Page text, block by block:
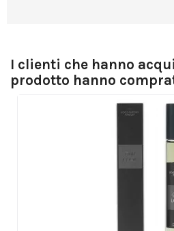
I clienti che hanno
prodotto hanno